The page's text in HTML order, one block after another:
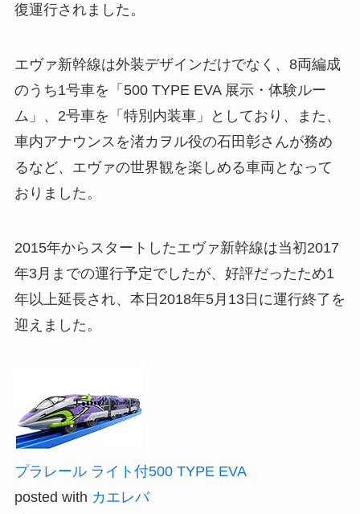
復運行されました。
エヴァ新幹線は外装デザインだけでなく、8両編成
のうち1号車を「500 TYPE EVA 展示・体験ルー
ム」、2号車を「特別内装車」としており、また、
車内アナウンスを渚カヲル役の石田彰さんが務め
るなど、エヴァの世界観を楽しめる車両となって
おりました。
2015年からスタートしたエヴァ新幹線は当初2017
年3月までの運行予定でしたが、好評だったため1
年以上延長され、本日2018年5月13日に運行終了を
迎えました。
プラレール ライト付500 TYPE EVA
posted with カエレバ